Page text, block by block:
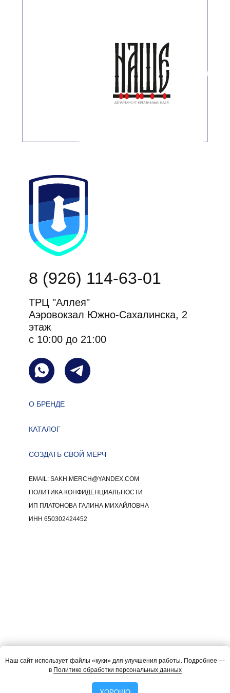
О БРЕНДЕ
КАТАЛОГ
8 (926) 114-63-01
EMAIL: SAKH.MERCH@YANDEX.COM
ПОЛИТИКА КОНФИДЕНЦИАЛЬНОСТИ
ИП ПЛАТОНОВА ГАЛИНА МИХАЙЛОВНА
ИНН 650302424452
ТРЦ "Аллея"
Аэровокзал Южно-Сахалинска, 2
этаж
с 10:00 до 21:00
СОЗДАТЬ СВОЙ МЕРЧ
Наш сайт использует файлы «куки» для улучшения работы. Подробнее —
в Политике обработки персональных данных